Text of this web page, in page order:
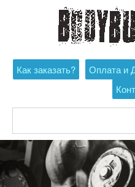
Как заказать? Оплата и